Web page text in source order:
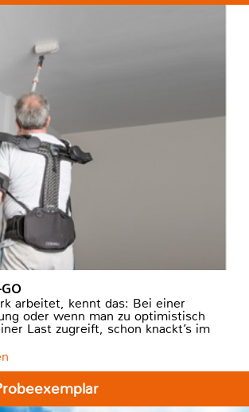
arbeitet, kennt das: Bei einer
oder wenn man zu optimistisch
Last zugreift, schon knackt’s im